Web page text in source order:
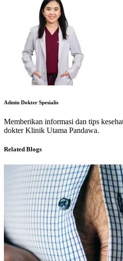
Admin Dokter Spesialis
Memberikan informasi dan tips
dokter Klinik Utama Pandawa.
Related Blogs